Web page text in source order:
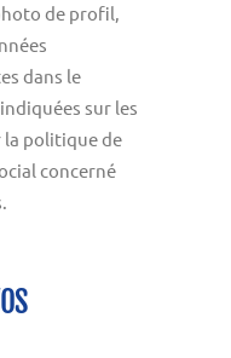
de profil,
dans le
sur les
la politique de
concerné